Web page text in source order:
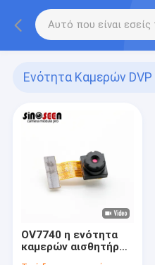
Ενότητα Καμερών DVP
OV7740 η ενότητα
καμερών αισθητήρων